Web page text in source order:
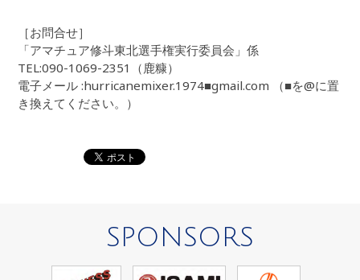
［お問合せ］
「アマチュア修斗東北選手権実行委員会」係
TEL:090-1069-2351（鹿糠）
電子メール :hurricanemixer.1974■gmail.com （■を@に置
き換えてください。）
SPONSORS